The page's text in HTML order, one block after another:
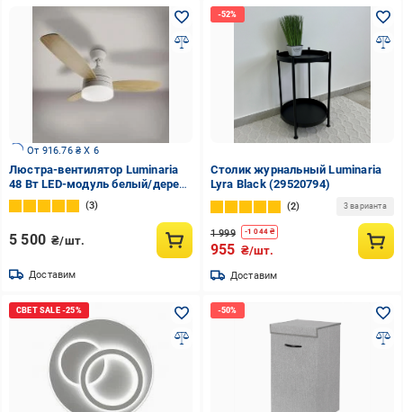
От 916.76 ₴ X 6
Люстра-вентилятор Luminaria
48 Вт LED-модуль белый/дерево
FAN WOOD 48W+18W R
3
5 500 ₴/шт.
Доставим
Столик журнальный Luminaria
Lyra Black (29520794)
2 3 варианта
1 999 -1 044 ₴
955 ₴/шт.
Доставим